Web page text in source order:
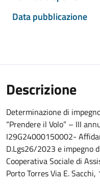
Data pubblicazione
Descrizione
Determinazione di
“Prendere il Volo” – III
I29G24000150002-
D.Lgs26/2023 e impegno
Cooperativa Sociale di
Porto Torres Via E.